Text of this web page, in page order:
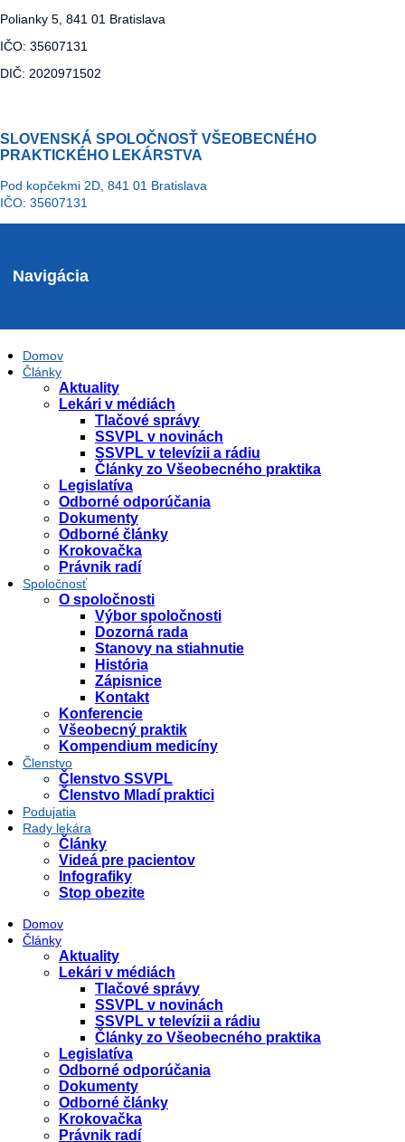
Polianky 5, 841 01 Bratislava
IČO: 35607131
DIČ: 2020971502
SLOVENSKÁ SPOLOČNOSŤ VŠEOBECNÉHO
PRAKTICKÉHO LEKÁRSTVA
Pod kopčekmi 2D, 841 01 Bratislava
IČO: 35607131
Navigácia
Domov
Články
Aktuality
Lekári v médiách
Tlačové správy
SSVPL v novinách
SSVPL v televízii a rádiu
Články zo Všeobecného praktika
Legislatíva
Odborné odporúčania
Dokumenty
Odborné články
Krokovačka
Právnik radí
Spoločnosť
O spoločnosti
Výbor spoločnosti
Dozorná rada
Stanovy na stiahnutie
História
Zápisnice
Kontakt
Konferencie
Všeobecný praktik
Kompendium medicíny
Členstvo
Členstvo SSVPL
Členstvo Mladí praktici
Podujatia
Rady lekára
Články
Videá pre pacientov
Infografiky
Stop obezite
Domov
Články
Aktuality
Lekári v médiách
Tlačové správy
SSVPL v novinách
SSVPL v televízii a rádiu
Články zo Všeobecného praktika
Legislatíva
Odborné odporúčania
Dokumenty
Odborné články
Krokovačka
Právnik radí